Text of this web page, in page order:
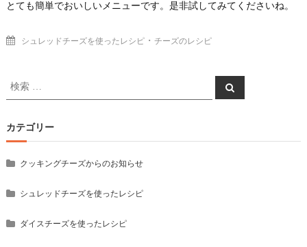
とても簡単でおいしいメニューです。是非試してみてくださいね。
シュレッドチーズを使ったレシピ・ チーズのレシピ
検
象:
検
索
カテゴリー
クッキングチーズからのお知らせ
シュレッドチーズを使ったレシピ
ダイスチーズを使ったレシピ